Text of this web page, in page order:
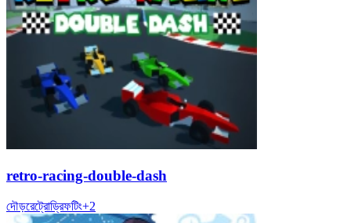
retro-racing-double-dash
দৌড়রেট্রোড্রিফটিং+2